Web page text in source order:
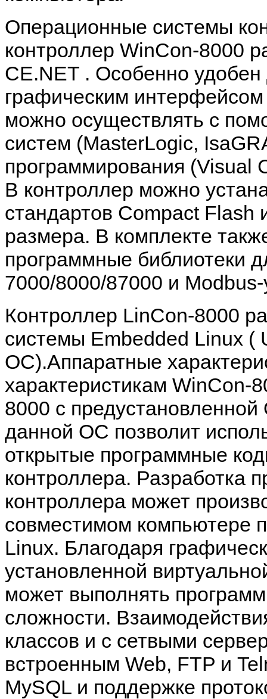
Операционные системы
контроллер WinCon-8000
CE.NET . Особенно удобен
графическим
можно осуществлять с
систем (MasterLogic,
программирования (Visual
В контроллер можно
стандартов Compact Flash
размера. В комплекте
программные библиотеки
7000/8000/87000 и Modbus-
Контроллер LinCon-8000
системы Embedded Linux (
ОС).Аппаратные
характеристикам WinCon-
8000 с
данной ОС позволит
открытые программные
контроллера. Разработка
контроллера может
совместимом компьютере
Linux. Благодаря
установленной
может выполнять
сложности.
классов и с сетвыми
встроенным Web, FTP и
MySQL и поддержке